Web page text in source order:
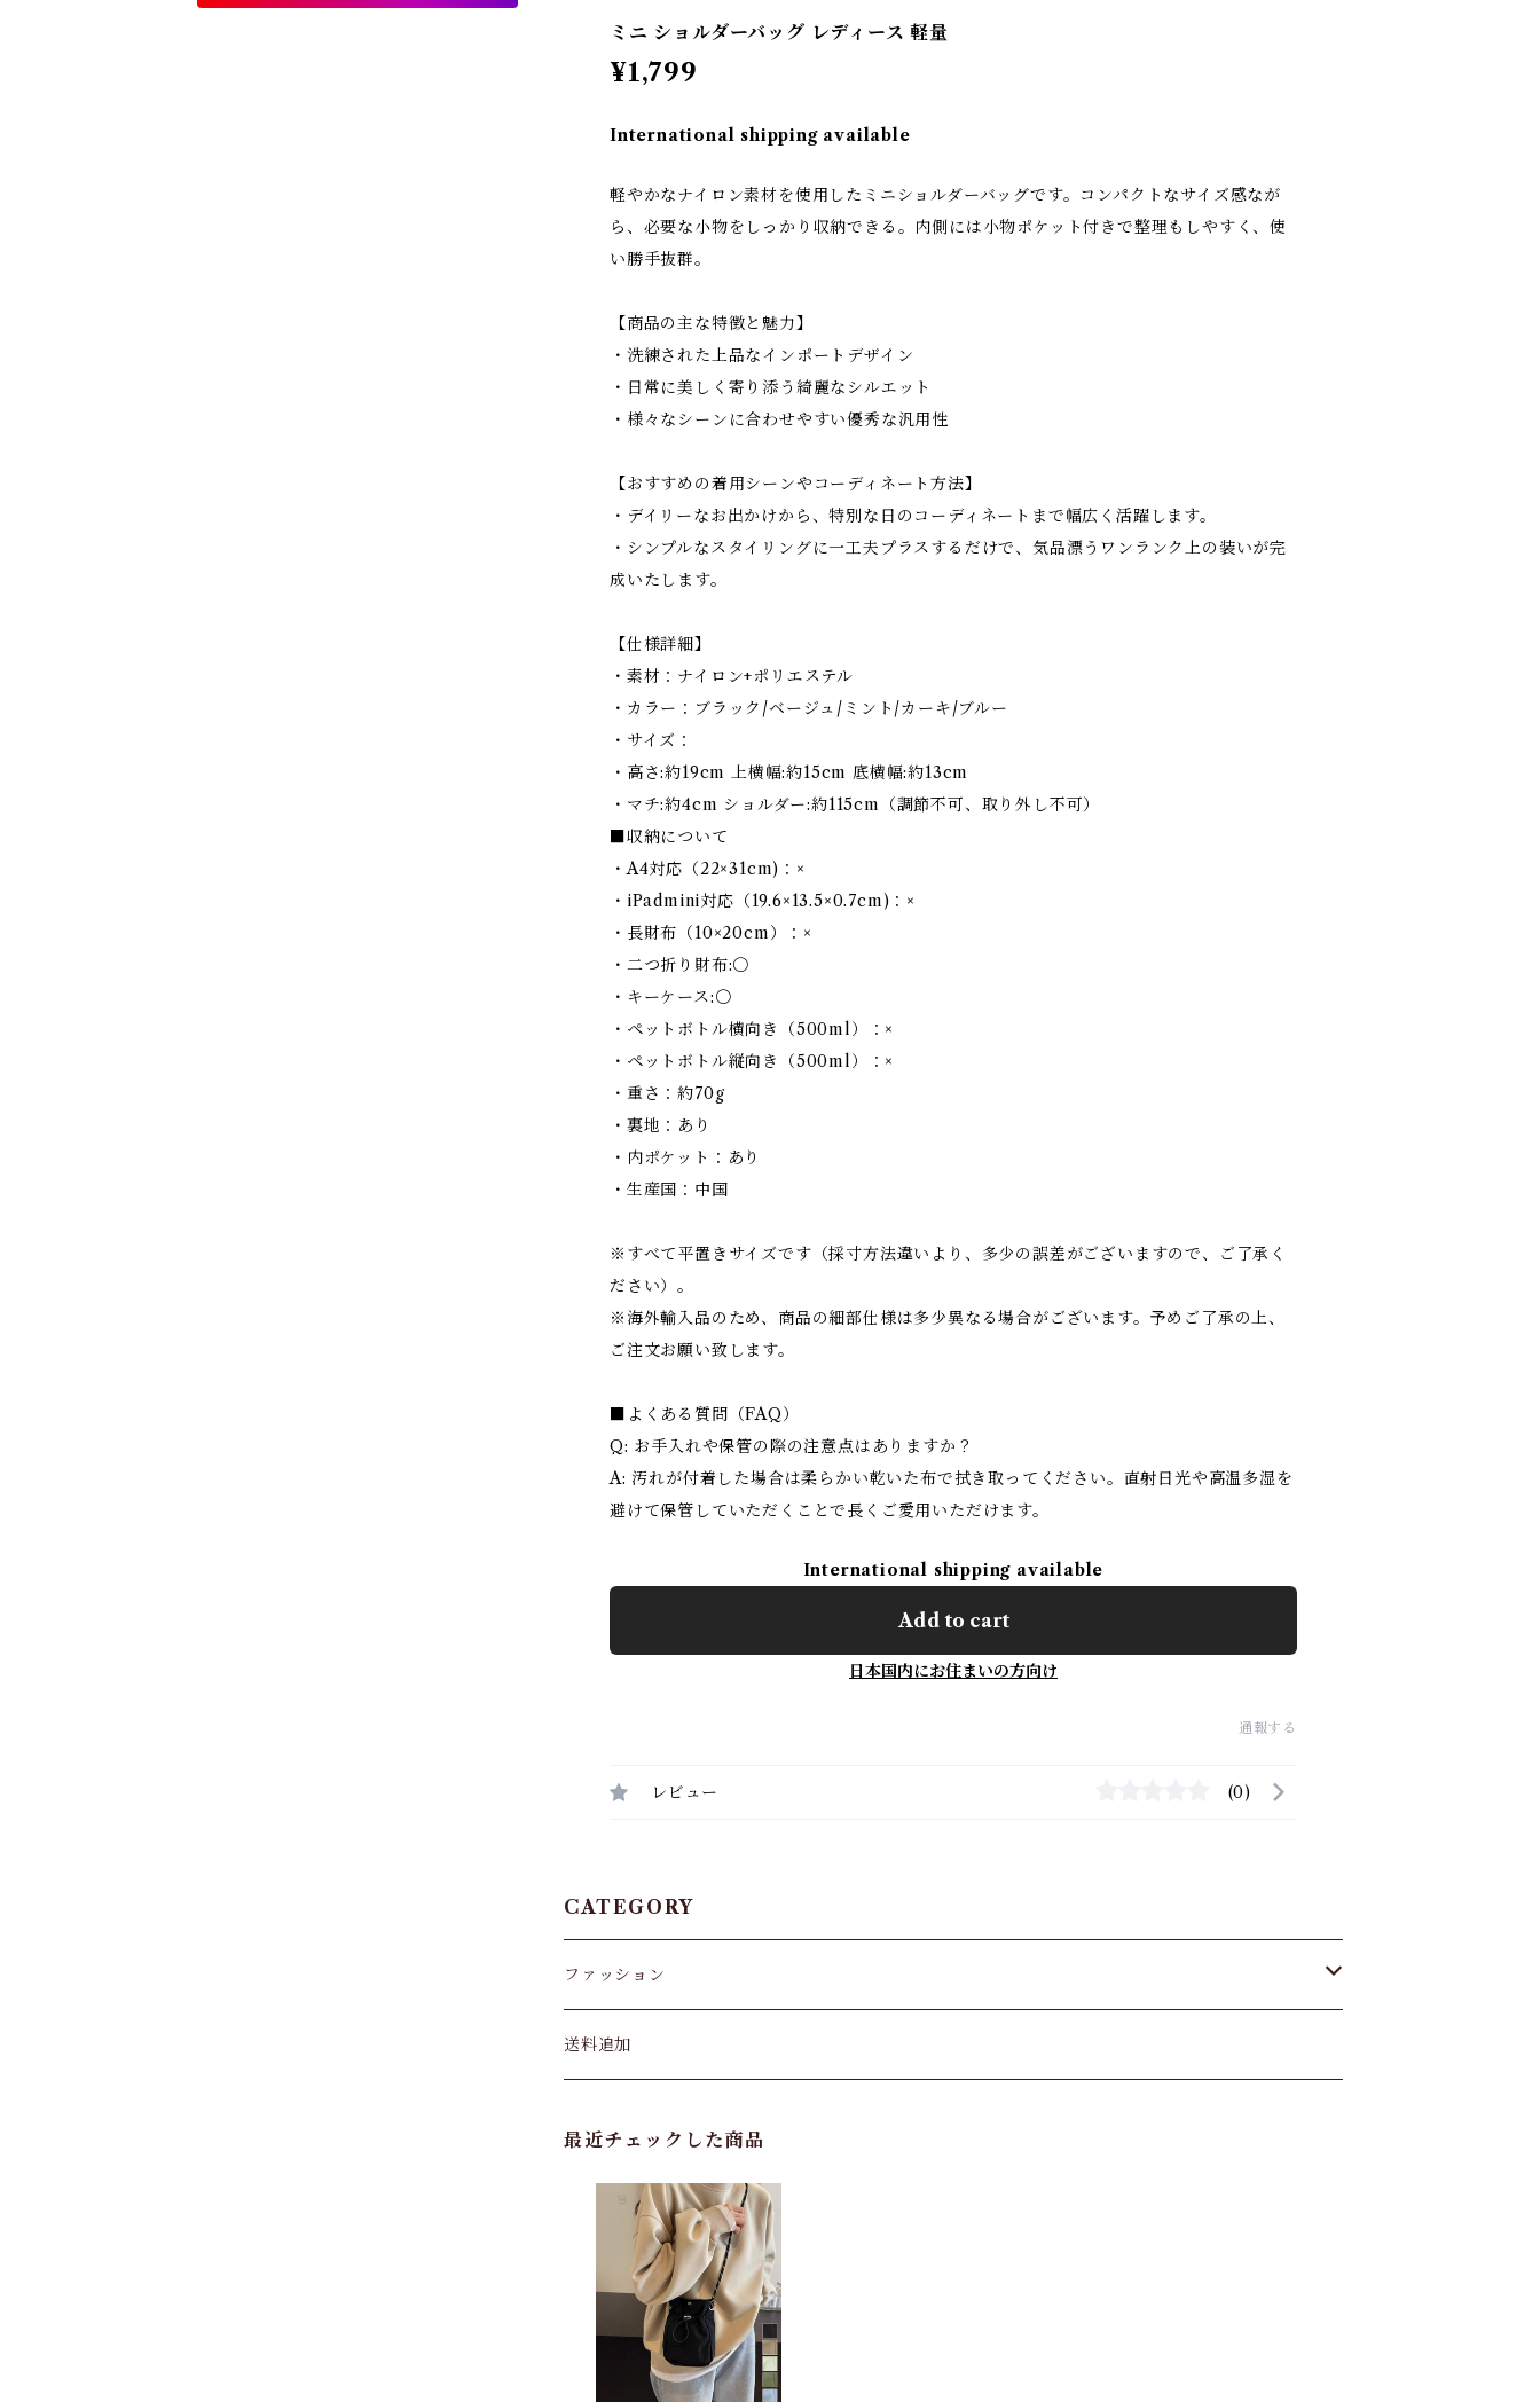
ミニ ショルダーバッグ レディース 軽量
¥1,799
International shipping available
軽やかなナイロン素材を使用したミニショルダーバッグです。コンパクトなサイズ感なが
ら、必要な小物をしっかり収納できる。内側には小物ポケット付きで整理もしやすく、使
い勝手抜群。
【商品の主な特徴と魅力】
・洗練された上品なインポートデザイン
・日常に美しく寄り添う綺麗なシルエット
・様々なシーンに合わせやすい優秀な汎用性
【おすすめの着用シーンやコーディネート方法】
・デイリーなお出かけから、特別な日のコーディネートまで幅広く活躍します。
・シンプルなスタイリングに一工夫プラスするだけで、気品漂うワンランク上の装いが完
成いたします。
【仕様詳細】
・素材：ナイロン+ポリエステル
・カラー：ブラック/ベージュ/ミント/カーキ/ブルー
・サイズ：
・高さ:約19cm 上横幅:約15cm 底横幅:約13cm
・マチ:約4cm ショルダー:約115cm（調節不可、取り外し不可）
■収納について
・A4対応（22×31cm)：×
・iPadmini対応（19.6×13.5×0.7cm)：×
・長財布（10×20cm）：×
・二つ折り財布:〇
・キーケース:〇
・ペットボトル横向き（500ml）：×
・ペットボトル縦向き（500ml）：×
・重さ：約70g
・裏地：あり
・内ポケット：あり
・生産国：中国
※すべて平置きサイズです（採寸方法違いより、多少の誤差がございますので、ご了承く
ださい）。
※海外輸入品のため、商品の細部仕様は多少異なる場合がございます。予めご了承の上、
ご注文お願い致します。
■よくある質問（FAQ）
Q: お手入れや保管の際の注意点はありますか？
A: 汚れが付着した場合は柔らかい乾いた布で拭き取ってください。直射日光や高温多湿を
避けて保管していただくことで長くご愛用いただけます。
International shipping available
Add to cart
日本国内にお住まいの方向け
通報する
レビュー (0)
CATEGORY
ファッション
パンツ&スカート
バッグ
カーディガン
パンプス・サンダル
ワンピース・セットアップ
送料追加
最近チェックした商品